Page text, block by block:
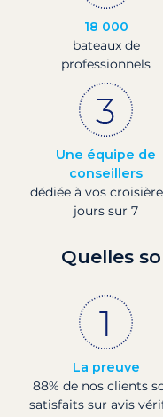
18 000
bateaux de
professionnels
Une équipe de
conseillers
dédiée à vos
jours sur 7
Quelles
La preuve
88% de nos clients
satisfaits sur avis